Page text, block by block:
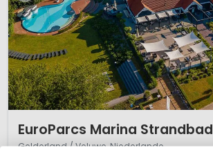
EuroParcs Marina Strandbad
Gelderland / Veluwe, Niederlande